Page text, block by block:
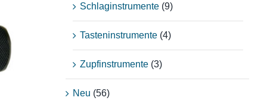
Schlaginstrumente (9)
Tasteninstrumente (4)
Zupfinstrumente (3)
Neu (56)